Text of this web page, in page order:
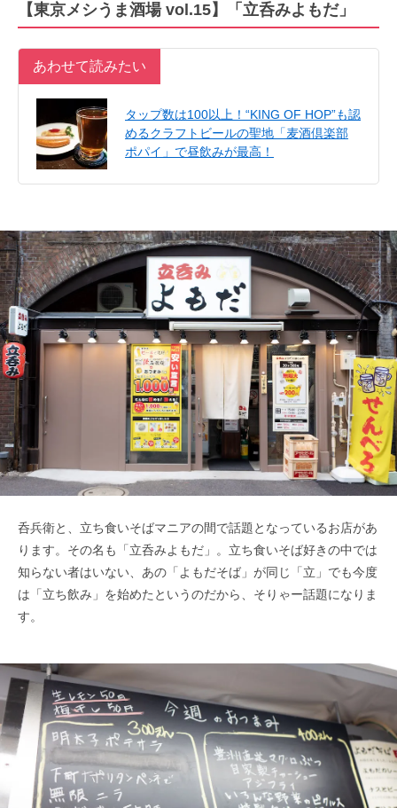
【東京メシうま酒場 vol.15】「立呑みよもだ」
あわせて読みたい
タップ数は100以上！“KING OF HOP”も認
めるクラフトビールの聖地「麦酒倶楽部
ポパイ」で昼飲みが最高！
呑兵衛と、立ち食いそばマニアの間で話題となっているお店があ
ります。その名も「立呑みよもだ」。立ち食いそば好きの中では
知らない者はいない、あの「よもだそば」が同じ「立」でも今度
は「立ち飲み」を始めたというのだから、そりゃー話題になりま
す。